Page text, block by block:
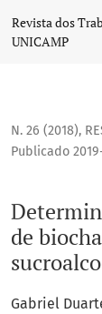
Revista dos
UNICAMP
N. 26 (2018),
de
Publicado
Gabriel